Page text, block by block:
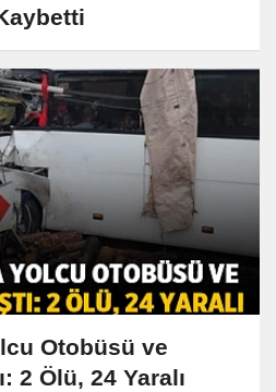
Otobüsü ve
2 Ölü, 24 Yaralı